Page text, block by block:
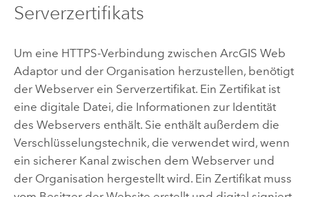
Serverzertifikats
Um eine HTTPS-Verbindung zwischen ArcGIS Web
Adaptorund der Organisation herzustellen, benötigt
der Webserver ein Serverzertifikat. Ein Zertifikat ist
eine digitale Datei, die Informationen zur Identität
des Webservers enthält. Sie enthält außerdem die
Verschlüsselungstechnik, die verwendet wird, wenn
ein sicherer Kanal zwischen dem Webserver und
der Organisation hergestellt wird. Ein Zertifikat muss